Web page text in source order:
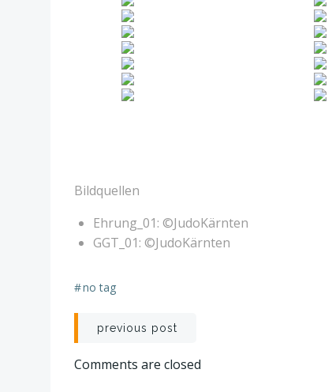
Bildquellen
Ehrung_01: ©JudoKärnten
GGT_01: ©JudoKärnten
#no tag
Post
navigation
previous post
Comments are closed